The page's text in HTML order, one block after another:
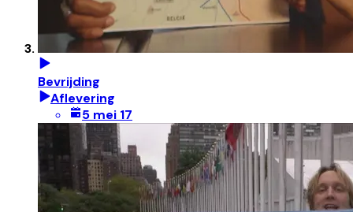
Bevrijding
Aflevering
5 mei 17